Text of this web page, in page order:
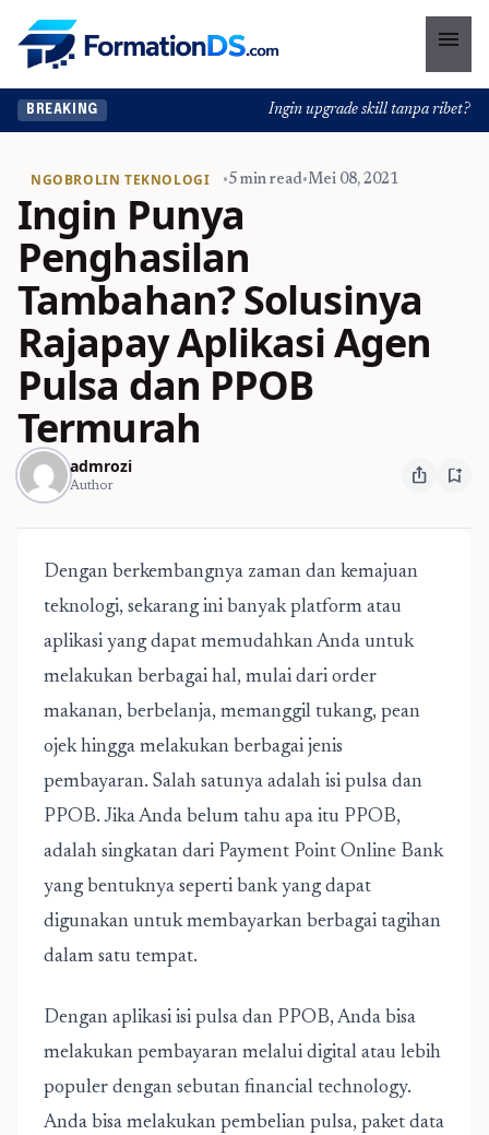
menu
BREAKING Ingin upgrade skill tanpa ribet?
NGOBROLIN TEKNOLOGI •5 min read•Mei 08, 2021
Ingin Punya
Penghasilan
Tambahan? Solusinya
Rajapay Aplikasi Agen
Pulsa dan PPOB
Termurah
admrozi
Author ios_share bookmark_add
Dengan berkembangnya zaman dan kemajuan
teknologi, sekarang ini banyak platform atau
aplikasi yang dapat memudahkan Anda untuk
melakukan berbagai hal, mulai dari order
makanan, berbelanja, memanggil tukang, pean
ojek hingga melakukan berbagai jenis
pembayaran. Salah satunya adalah isi pulsa dan
PPOB. Jika Anda belum tahu apa itu PPOB,
adalah singkatan dari Payment Point Online Bank
yang bentuknya seperti bank yang dapat
digunakan untuk membayarkan berbagai tagihan
dalam satu tempat.
Dengan aplikasi isi pulsa dan PPOB, Anda bisa
melakukan pembayaran melalui digital atau lebih
populer dengan sebutan financial technology.
Anda bisa melakukan pembelian pulsa, paket data